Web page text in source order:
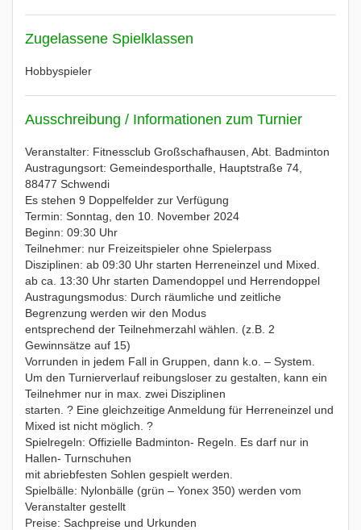
Zugelassene Spielklassen
Hobbyspieler
Ausschreibung / Informationen zum Turnier
Veranstalter: Fitnessclub Großschafhausen, Abt. Badminton
Austragungsort: Gemeindesporthalle, Hauptstraße 74,
88477 Schwendi
Es stehen 9 Doppelfelder zur Verfügung
Termin: Sonntag, den 10. November 2024
Beginn: 09:30 Uhr
Teilnehmer: nur Freizeitspieler ohne Spielerpass
Disziplinen: ab 09:30 Uhr starten Herreneinzel und Mixed.
ab ca. 13:30 Uhr starten Damendoppel und Herrendoppel
Austragungsmodus: Durch räumliche und zeitliche
Begrenzung werden wir den Modus
entsprechend der Teilnehmerzahl wählen. (z.B. 2
Gewinnsätze auf 15)
Vorrunden in jedem Fall in Gruppen, dann k.o. – System.
Um den Turnierverlauf reibungsloser zu gestalten, kann ein
Teilnehmer nur in max. zwei Disziplinen
starten. ? Eine gleichzeitige Anmeldung für Herreneinzel und
Mixed ist nicht möglich. ?
Spielregeln: Offizielle Badminton- Regeln. Es darf nur in
Hallen- Turnschuhen
mit abriebfesten Sohlen gespielt werden.
Spielbälle: Nylonbälle (grün – Yonex 350) werden vom
Veranstalter gestellt
Preise: Sachpreise und Urkunden